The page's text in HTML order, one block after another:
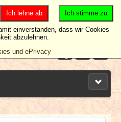
Ich stimme zu
Ich lehne ab
einverstanden, dass wir Cookies
abzulehnen.
und ePrivacy